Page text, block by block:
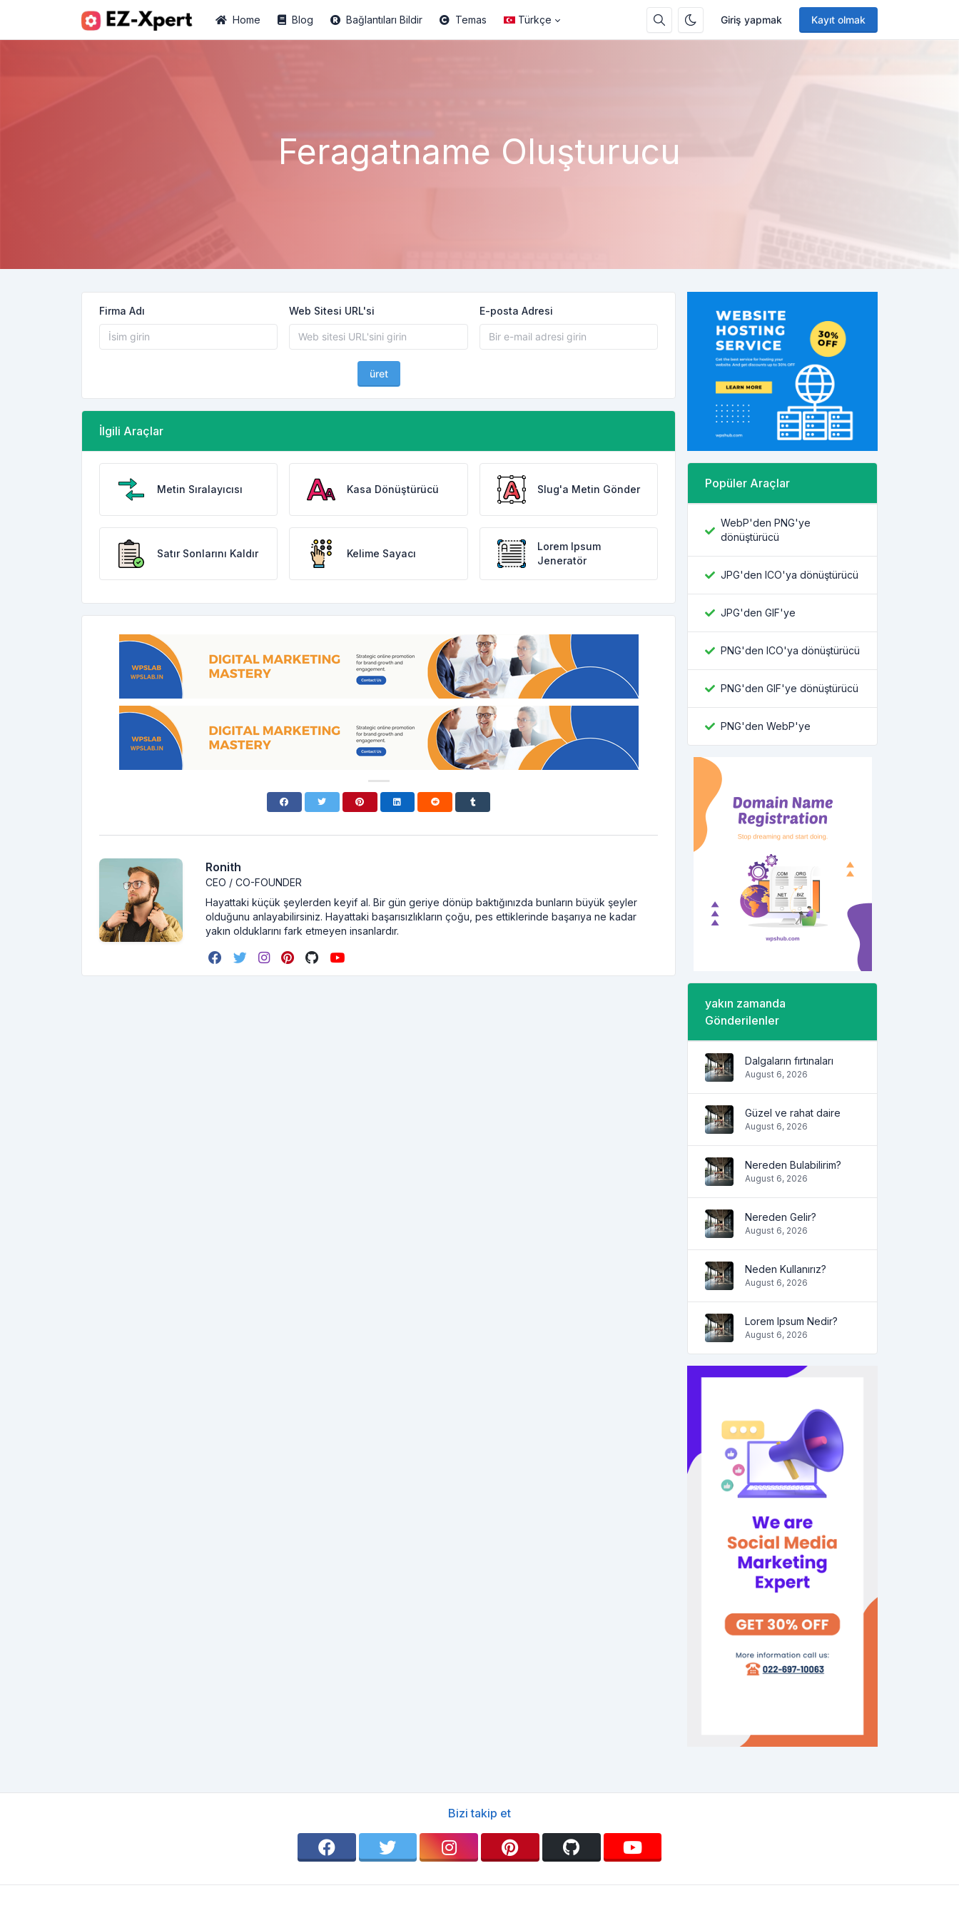
Giriş yapmak Kayıt olmak
Home Blog Bağlantıları Bildir Temas Türkçe
Feragatname Oluşturucu
Firma Adı Web Sitesi URL'si E-posta Adresi
üret
İlgili Araçlar
Metin Sıralayıcısı Kasa Dönüştürücü Slug'a Metin Gönder
Satır Sonlarını Kaldır Kelime Sayacı
Lorem Ipsum
Jeneratör
Ronith
CEO / CO-FOUNDER
Hayattaki küçük şeylerden keyif al. Bir gün geriye dönüp baktığınızda bunların büyük şeyler
olduğunu anlayabilirsiniz. Hayattaki başarısızlıkların çoğu, pes ettiklerinde başarıya ne kadar
yakın olduklarını fark etmeyen insanlardır.
Popüler Araçlar
WebP'den PNG'ye
dönüştürücü
JPG'den ICO'ya dönüştürücü
JPG'den GIF'ye
PNG'den ICO'ya dönüştürücü
PNG'den GIF'ye dönüştürücü
PNG'den WebP'ye
yakın zamanda
Gönderilenler
Dalgaların fırtınaları
August 6, 2026
Güzel ve rahat daire
August 6, 2026
Nereden Bulabilirim?
August 6, 2026
Nereden Gelir?
August 6, 2026
Neden Kullanırız?
August 6, 2026
Lorem Ipsum Nedir?
August 6, 2026
Bizi takip et